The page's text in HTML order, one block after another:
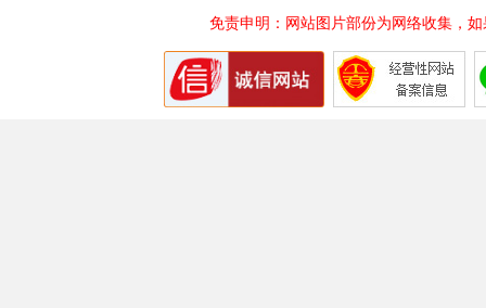
免责申明：网站图片部份为网络收集，